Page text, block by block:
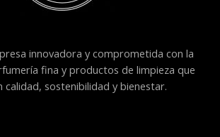
innovadora y comprometida con la
fina y productos de limpieza que
calidad, sostenibilidad y bienestar.